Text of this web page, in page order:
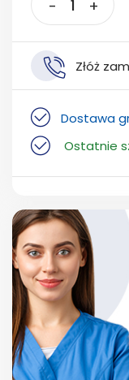
- +
Złóż
Dostawa
Ostatnie